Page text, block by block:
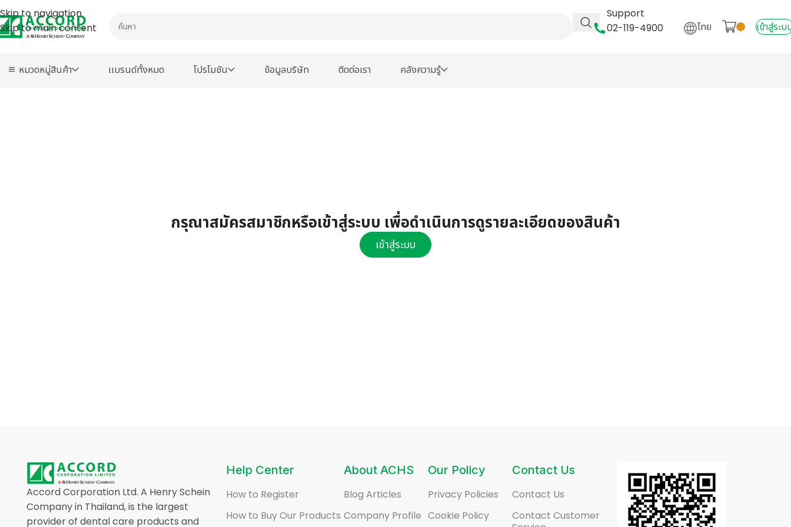
Skip to navigation
Skip to main content
Support
02-119-4900
ไทย เข้าสู่ระบ
หมวดหมู่สินค้า เเบรนด์ทั้งหมด โปรโมชัน ข้อมูลบริษัท ติดต่อเรา คลังความรู้
กรุณาสมัครสมาชิกหรือเข้าสู่ระบบ เพื่อดำเนินการดูรายละเอียดของสินค้า
เข้าสู่ระบบ
Accord Corporation Ltd. A Henry Schein
Company in Thailand, is the largest
provider of dental care products and
Help Center
How to Register
How to Buy Our Products
About ACHS
Blog Articles
Company Profile
Our Policy
Privacy Policies
Cookie Policy
Contact Us
Contact Us
Contact Customer